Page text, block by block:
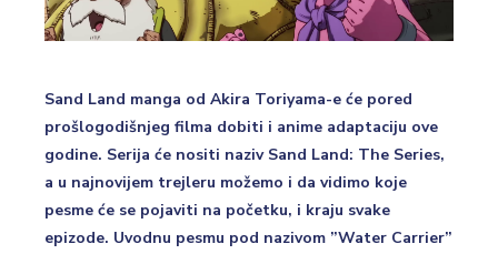
Sand Land manga od Akira Toriyama-e će pored
prošlogodišnjeg filma dobiti i anime adaptaciju ove
godine. Serija će nositi naziv Sand Land: The Series,
a u najnovijem trejleru možemo i da vidimo koje
pesme će se pojaviti na početku, i kraju svake
epizode. Uvodnu pesmu pod nazivom ”Water Carrier”